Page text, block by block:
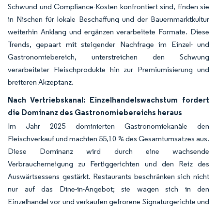
Schwund und Compliance-Kosten konfrontiert sind, finden sie
in Nischen für lokale Beschaffung und der Bauernmarktkultur
weiterhin Anklang und ergänzen verarbeitete Formate. Diese
Trends, gepaart mit steigender Nachfrage im Einzel- und
Gastronomiebereich, unterstreichen den Schwung
verarbeiteter Fleischprodukte hin zur Premiumisierung und
breiteren Akzeptanz.
Nach Vertriebskanal: Einzelhandelswachstum fordert
die Dominanz des Gastronomiebereichs heraus
Im Jahr 2025 dominierten Gastronomiekanäle den
Fleischverkauf und machten 55,10 % des Gesamtumsatzes aus.
Diese Dominanz wird durch eine wachsende
Verbraucherneigung zu Fertiggerichten und den Reiz des
Auswärtsessens gestärkt. Restaurants beschränken sich nicht
nur auf das Dine-in-Angebot; sie wagen sich in den
Einzelhandel vor und verkaufen gefrorene Signaturgerichte und